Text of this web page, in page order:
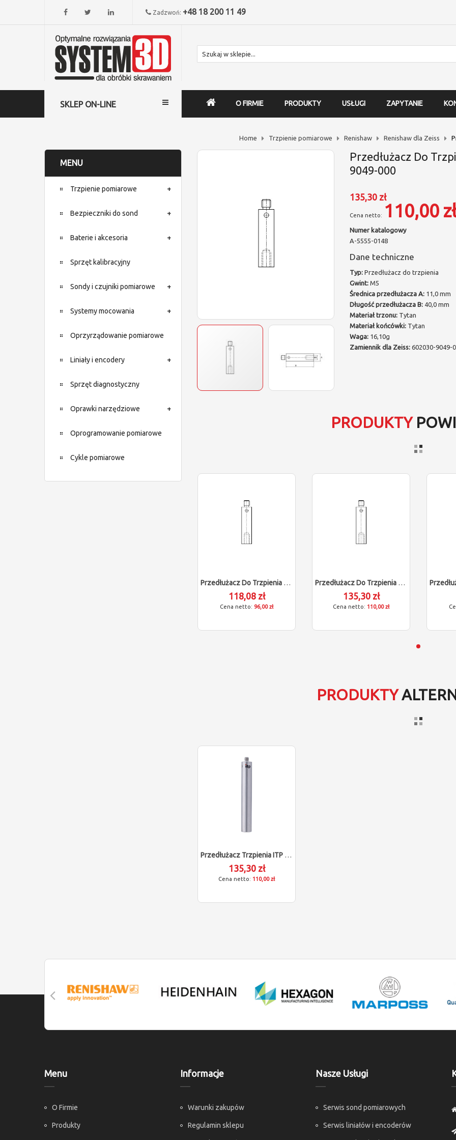
Zadzwoń: +48 18 200 11 49
SKLEP ON-LINE O FIRMIE PRODUKTY USŁUGI ZAPYTANIE
Home Trzpienie pomiarowe Renishaw Renishaw dla Zeiss
MENU
Trzpienie pomiarowe
Bezpieczniki do sond
Baterie i akcesoria
Sprzęt kalibracyjny
Sondy i czujniki pomiarowe
Systemy mocowania
Oprzyrządowanie pomiarowe
Liniały i encodery
Sprzęt diagnostyczny
Oprawki narzędziowe
Oprogramowanie pomiarowe
Cykle pomiarowe
Przedłużacz Do
9049-000
135,30 zł
110,00 zł
Numer katalogowy
A-5555-0148
Dane techniczne
Typ:Przedłużacz do trzpienia
Gwint:M5
Średnica przedłużacza A: 11,0 mm
Długość przedłużacza B: 40,0 mm
Materiał trzonu:Tytan
Materiał końcówki:Tytan
Waga:16,10g
Zamiennik dla Zeiss:602030-9049-
PRODUKTY
Przedłużacz Do Trzpienia Renishaw Dla Zeiss 602030-9045-000
118,08 zł
96,00 zł
Przedłużacz Do Trzpienia Renishaw Dla Zeiss 602030-9048-000
135,30 zł
110,00 zł
PRODUKTY
Przedłużacz Trzpienia ITP Dla Zeiss 602030-9049-000
135,30 zł
110,00 zł
Menu
O Firmie
Produkty
Informacje
Warunki zakupów
Regulamin sklepu
Nasze Usługi
Serwis sond pomiarowych
Serwis liniałów i encoderów